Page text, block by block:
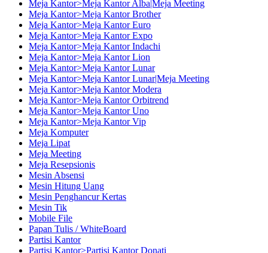
Meja Kantor>Meja Kantor Alba|Meja Meeting
Meja Kantor>Meja Kantor Brother
Meja Kantor>Meja Kantor Euro
Meja Kantor>Meja Kantor Expo
Meja Kantor>Meja Kantor Indachi
Meja Kantor>Meja Kantor Lion
Meja Kantor>Meja Kantor Lunar
Meja Kantor>Meja Kantor Lunar|Meja Meeting
Meja Kantor>Meja Kantor Modera
Meja Kantor>Meja Kantor Orbitrend
Meja Kantor>Meja Kantor Uno
Meja Kantor>Meja Kantor Vip
Meja Komputer
Meja Lipat
Meja Meeting
Meja Resepsionis
Mesin Absensi
Mesin Hitung Uang
Mesin Penghancur Kertas
Mesin Tik
Mobile File
Papan Tulis / WhiteBoard
Partisi Kantor
Partisi Kantor>Partisi Kantor Donati